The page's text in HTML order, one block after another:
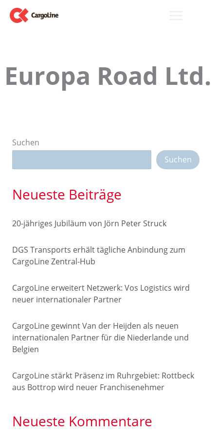
Zum
Inhalt
Europa Road Ltd.
Suchen
Suchen
Neueste Beiträge
20-jähriges Jubiläum von Jörn Peter Struck
DGS Transports erhält tägliche Anbindung zum
CargoLine Zentral-Hub
CargoLine erweitert Netzwerk: Vos Logistics wird
neuer internationaler Partner
CargoLine gewinnt Van der Heijden als neuen
internationalen Partner für die Niederlande und
Belgien
CargoLine stärkt Präsenz im Ruhrgebiet: Rottbeck
aus Bottrop wird neuer Franchisenehmer
Neueste Kommentare